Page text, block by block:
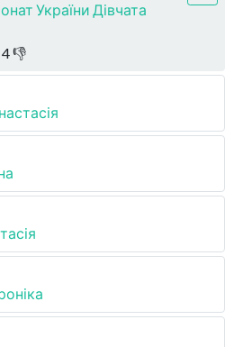
України Дівчата
4👎